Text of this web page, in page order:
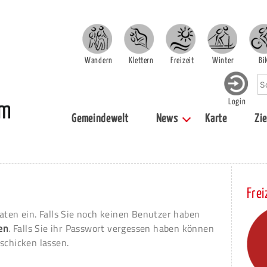
Wandern Klettern Freizeit Winter
Login
Gemeindewelt News Karte
ein. Falls Sie noch keinen Benutzer haben
. Falls Sie ihr Passwort vergessen haben können
lassen.